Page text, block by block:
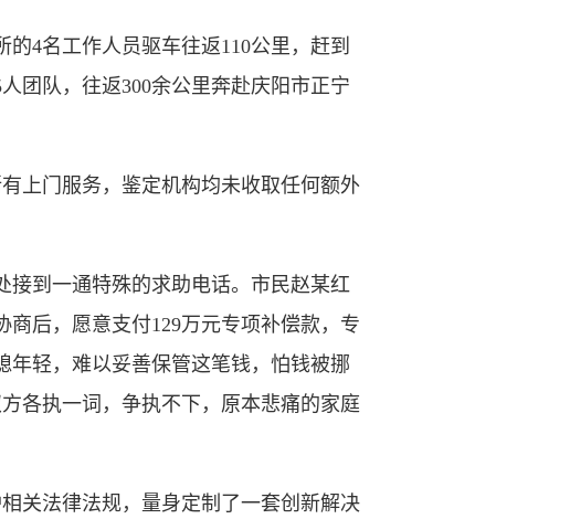
4名工作人员驱车往返110公里，赶到
团队，往返300余公里奔赴庆阳市正宁
上门服务，鉴定机构均未收取任何额外
到一通特殊的求助电话。市民赵某红
后，愿意支付129万元专项补偿款，专
轻，难以妥善保管这笔钱，怕钱被挪
各执一词，争执不下，原本悲痛的家庭
关法律法规，量身定制了一套创新解决